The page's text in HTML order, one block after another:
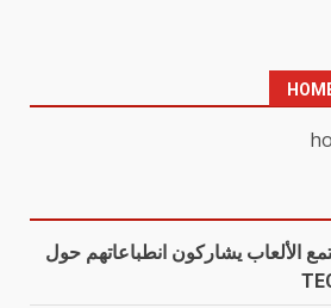
الألعاب يشاركون انطباعاتهم حول